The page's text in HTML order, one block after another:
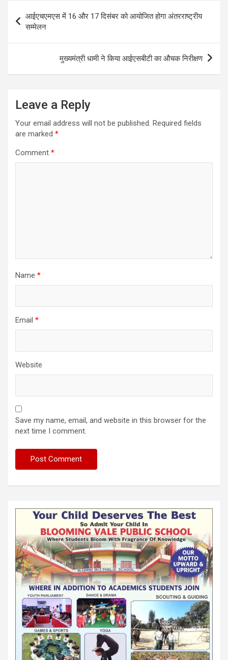
navigation
आईएचएमएस में 16 और 17 दिसंबर को आयोजित होगा अंतरराष्ट्रीय
सम्मेलन
मुख्यमंत्री धामी ने किया आईएसबीटी का औचक निरीक्षण
Leave a Reply
Your email address will not be published. Required fields
are marked *
Comment *
Name *
Email *
Website
Save my name, email, and website in this browser for the
next time I comment.